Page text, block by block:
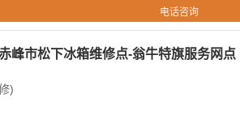
电话咨询
峰市松下冰箱维修点-翁牛特旗服务网点
)